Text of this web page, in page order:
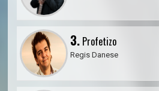
3. Profetizo
Regis Danese